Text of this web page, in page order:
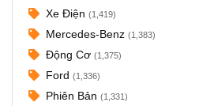
Xe Điện (1,419)
Mercedes-Benz (1,383)
Động Cơ (1,375)
Ford (1,336)
Phiên Bản (1,331)